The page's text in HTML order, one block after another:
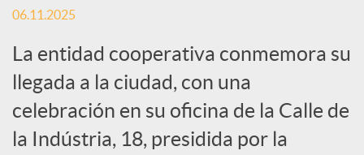
c
a
d
06.11.2025
La entidad cooperativa conmemora su
llegada a la ciudad, con una
celebración en su oficina de la Calle de
la Indústria, 18, presidida por la